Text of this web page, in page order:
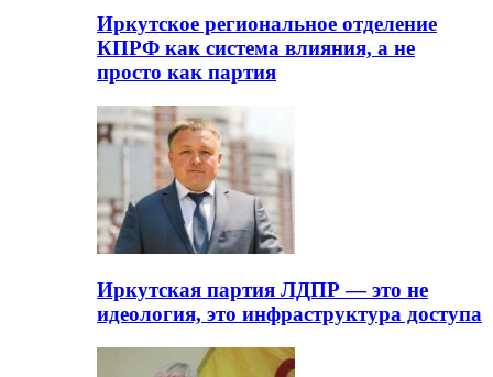
Иркутское региональное отделение
КПРФ как система влияния, а не
просто как партия
Иркутская партия ЛДПР — это не
идеология, это инфраструктура доступа